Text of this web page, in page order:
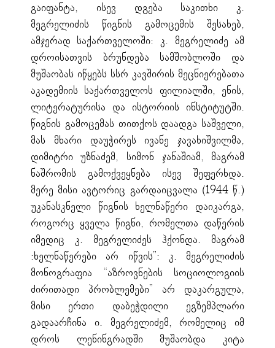
გაიფანტა, ისევ დგება საკითხი კ.
მეგრელიძის წიგნის გამოცემის შესახებ,
ამჯერად საქართველოში: კ. მეგრელიძე ამ
დროისათვის ბრუნდება სამშობლოში და
მუშაობას იწყებს სსრ კავშირის მეცნიერებათა
აკადემიის საქართველოს ფილიალში, ენის,
ლიტერატურისა და ისტორიის ინსტიტუტში.
წიგნის გამოცემას თითქოს დაადგა საშველი,
მას მხარი დაუჭირეს ივანე ჯავახიშვილმა,
დიმიტრი უზნაძემ, სიმონ ჯანაშიამ, მაგრამ
ნაშრომის გამოქვეყნება ისევ შეფერხდა.
მერე მისი ავტორიც გარდაიცვალა (1944 წ.)
უკანასკნელი წიგნის ხელნაწერი დაიკარგა,
როგორც ყველა წიგნი, რომელთა დაწერის
იმედიც კ. მეგრელიძეს ჰქონდა. მაგრამ
:ხელნაწერები არ იწვის”: კ. მეგრელიძის
მონოგრაფია “აზროვნების სოციოლოგიის
ძირითადი პრობლემები” არ დაკარგულა,
მისი ერთი დაბეჭდილი ეგზემპლარი
გადაარჩინა ი. მეგრელიძემ, რომელიც იმ
დროს ლენინგრადში მუშაობდა კიტა